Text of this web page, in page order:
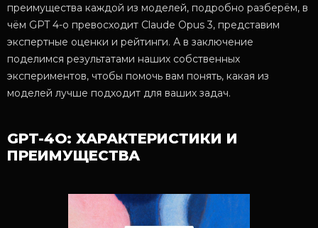
преимущества каждой из моделей, подробно разберём, в
чём GPT 4-о превосходит Claude Opus 3, представим
экспертные оценки и рейтинги. А в заключение
поделимся результатами наших собственных
экспериментов, чтобы помочь вам понять, какая из
моделей лучше подходит для ваших задач.
GPT-4О: ХАРАКТЕРИСТИКИ И
ПРЕИМУЩЕСТВА